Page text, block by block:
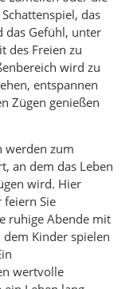
das
das Gefühl, unter
des Freien zu
wird zu
entspannen
Zügen genießen
werden zum
an dem das Leben
wird. Hier
Sie
ruhige Abende mit
Kinder spielen
wertvolle